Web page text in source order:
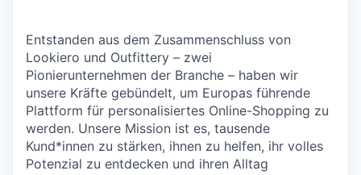
Entstanden aus dem Zusammenschluss von
Lookiero und Outfittery – zwei
Pionierunternehmen der Branche – haben wir
unsere Kräfte gebündelt, um Europas führende
Plattform für personalisiertes Online-Shopping zu
werden. Unsere Mission ist es, tausende
Kund*innen zu stärken, ihnen zu helfen, ihr volles
Potenzial zu entdecken und ihren Alltag